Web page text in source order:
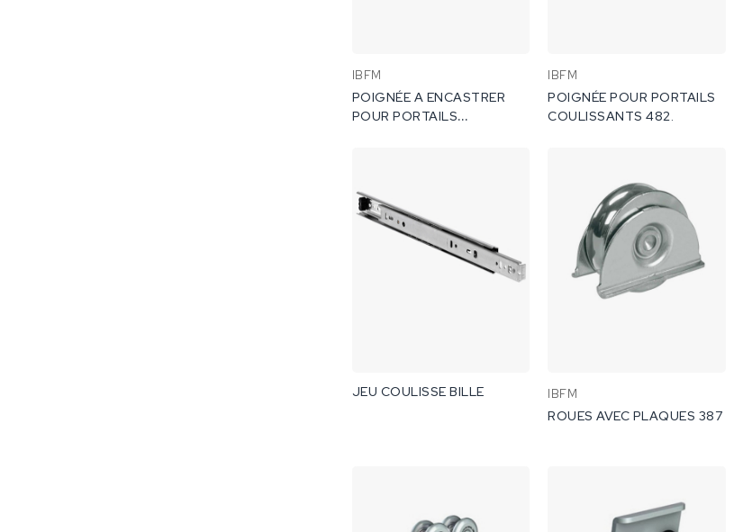
IBFM
POIGNÉE A ENCASTRER
POUR PORTAILS
IBFM
POIGNÉE POUR PORTAILS
COULISSANTS 482.
JEU COULISSE BILLE IBFM
ROUES AVEC PLAQUES 387